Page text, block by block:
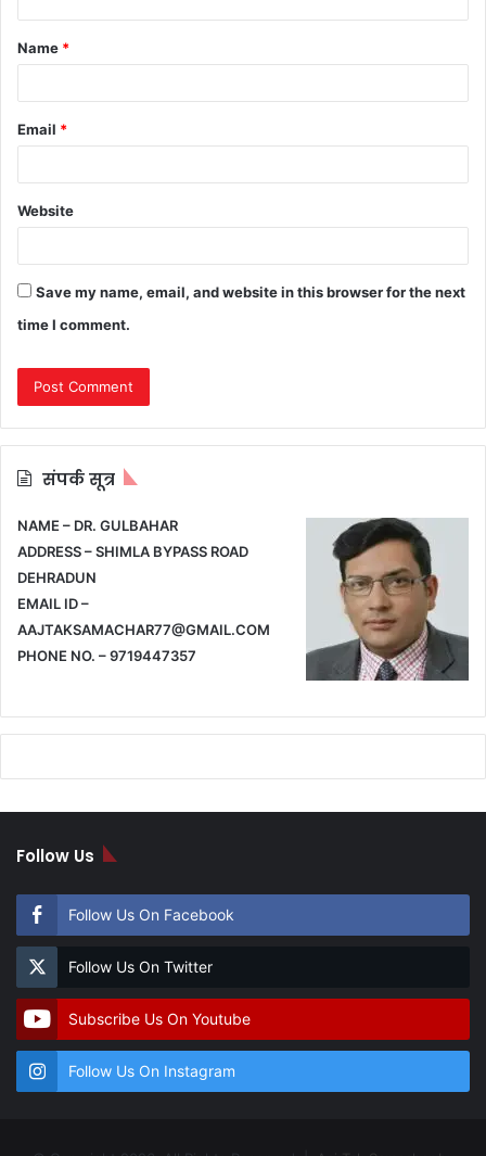
t
*
Name *
Email *
Website
Save my name, email, and website in this browser for the next
time I comment.
संपर्क सूत्र
NAME – DR. GULBAHAR
ADDRESS – SHIMLA BYPASS ROAD
DEHRADUN
EMAIL ID –
AAJTAKSAMACHAR77@GMAIL.COM
PHONE NO. – 9719447357
Follow Us
Follow Us On Facebook
Follow Us On Twitter
Subscribe Us On Youtube
Follow Us On Instagram